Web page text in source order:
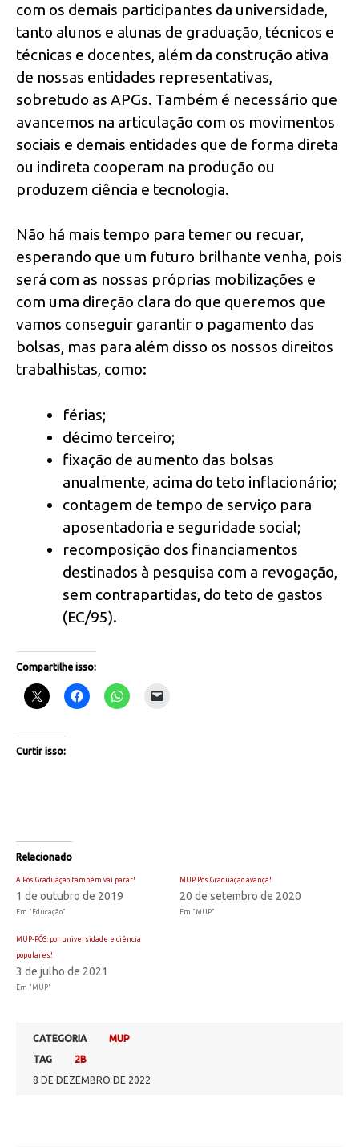
com os demais participantes da universidade,
tanto alunos e alunas de graduação, técnicos e
técnicas e docentes, além da construção ativa
de nossas entidades representativas,
sobretudo as APGs. Também é necessário que
avancemos na articulação com os movimentos
sociais e demais entidades que de forma direta
ou indireta cooperam na produção ou
produzem ciência e tecnologia.
Não há mais tempo para temer ou recuar,
esperando que um futuro brilhante venha, pois
será com as nossas próprias mobilizações e
com uma direção clara do que queremos que
vamos conseguir garantir o pagamento das
bolsas, mas para além disso os nossos direitos
trabalhistas, como:
férias;
décimo terceiro;
fixação de aumento das bolsas
anualmente, acima do teto inflacionário;
contagem de tempo de serviço para
aposentadoria e seguridade social;
recomposição dos financiamentos
destinados à pesquisa com a revogação,
sem contrapartidas, do teto de gastos
(EC/95).
Compartilhe isso:
Curtir isso:
Relacionado
A Pós Graduação também vai parar!
1 de outubro de 2019
Em "Educação"
MUP Pós Graduação avança!
20 de setembro de 2020
Em "MUP"
MUP-PÓS: por universidade e ciência
populares!
3 de julho de 2021
Em "MUP"
CATEGORIA
MUP
TAG
2B
8 DE DEZEMBRO DE 2022